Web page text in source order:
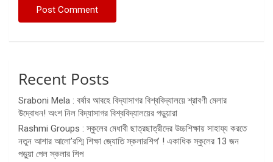
Recent Posts
Sraboni Mela : বর্ষার আবহে বিদ্যাসাগর বিশ্ববিদ্যালয়ে শ্রাবণী মেলার
উদ্বোধন! অংশ নিল বিদ্যাসাগর বিশ্ববিদ্যালয়ের পড়ুয়ারা
Rashmi Groups : স্কুলের মেধাবী ছাত্রছাত্রীদের উচ্চশিক্ষায় সাহায্য করতে
নতুন আশার আলো’রশ্মি শিক্ষা জ্যোতি স্কলারশিপ’ ! একাধিক স্কুলের 13 জন
পড়ুয়া পেল স্কলার শিপ